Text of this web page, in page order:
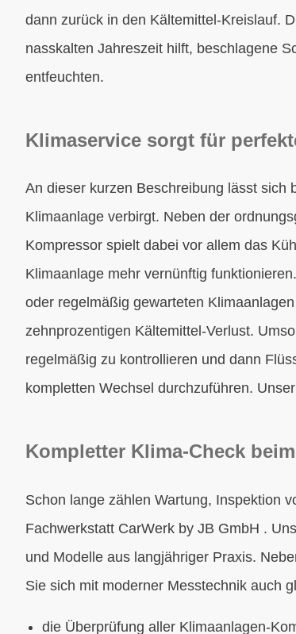
dann zurück in den Kältemittel-Kreislauf.
nasskalten Jahreszeit hilft, beschlagene
entfeuchten.
Klimaservice sorgt für
An dieser kurzen Beschreibung lässt sich
Klimaanlage verbirgt. Neben der
Kompressor spielt dabei vor allem das
Klimaanlage mehr vernünftig
oder regelmäßig gewarteten
zehnprozentigen Kältemittel-Verlust.
regelmäßig zu kontrollieren und dann
kompletten Wechsel durchzuführen.
Kompletter Klima-Check
Schon lange zählen Wartung, Inspektion
Fachwerkstatt CarWerk by JB GmbH .
und Modelle aus langjähriger Praxis.
Sie sich mit moderner Messtechnik auch
die Überprüfung aller Klimaanlagen-